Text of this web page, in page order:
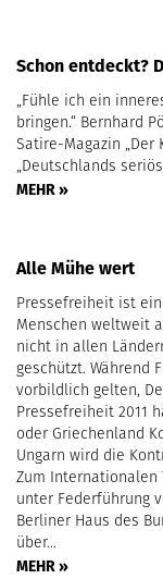
Schon entdeckt?
„Fühle ich ein
bringen.“ Bernhard
Satire-Magazin
„Deutschlands
MEHR »
Alle Mühe wert
Pressefreiheit ist
Menschen weltweit
nicht in allen
geschützt. Während
vorbildlich gelten,
Pressefreiheit 2011
oder Griechenland
Ungarn wird die
Zum Internationalen
unter Federführung
Berliner Haus des
über…
MEHR »